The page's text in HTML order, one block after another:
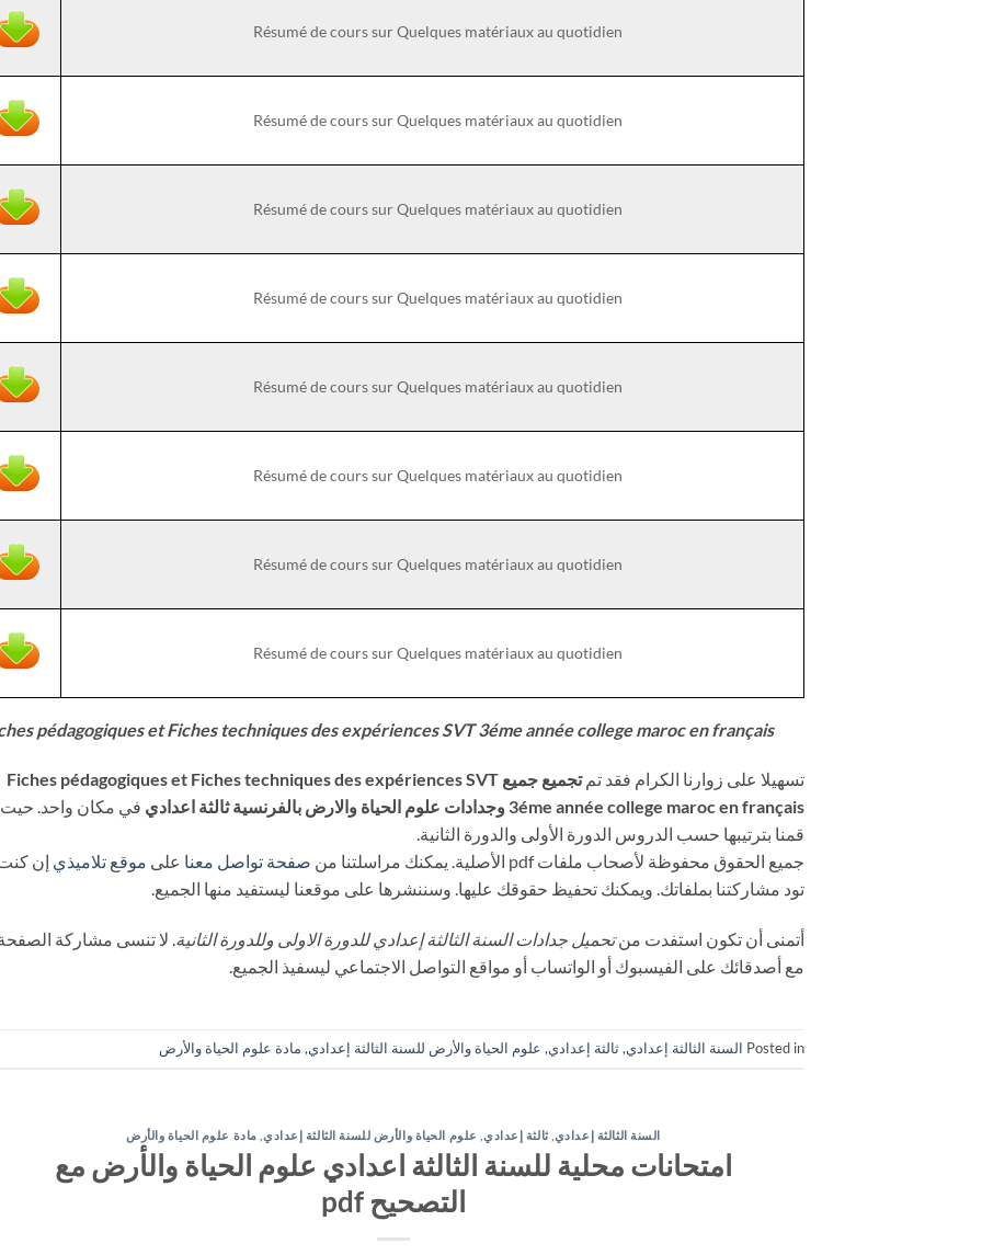
Résumé de cours sur Quelques matériaux au quotidien
Résumé de cours sur Quelques matériaux au quotidien
Résumé de cours sur Quelques matériaux au quotidien
Résumé de cours sur Quelques matériaux au quotidien
Résumé de cours sur Quelques matériaux au quotidien
Résumé de cours sur Quelques matériaux au quotidien
Résumé de cours sur Quelques matériaux au quotidien
Résumé de cours sur Quelques matériaux au quotidien
pédagogiques et Fiches techniques des expériences SVT 3éme année college maroc en français
تسهيلا على زوارنا الكرام فقد تم
تجميع جميع Fiches pédagogiques et Fiches techniques des expériences SVT
3éme année college maroc en français وجدادات علوم الحياة والارض بالفرنسية ثالثة اعدادي
في مكان واحد. حيت
قمنا بترتيبها حسب الدروس الدورة الأولى والدورة الثانية.
جميع الحقوق محفوظة لأصحاب ملفات pdf الأصلية. يمكنك مراسلتنا من
صفحة تواصل معنا على موقع تلاميذي إن
تود مشاركتنا بملفاتك. ويمكنك تحفيظ حقوقك عليها. وسننشرها على موقعنا ليستفيد منها الجميع.
أتمنى أن تكون استفدت منتحميل جدادات السنة الثالثة إعدادي للدورة الاولى وللدورة الثانية. لا تنسى مشاركة
مع أصدقائك على الفيسبوك أو الواتساب أو مواقع التواصل الاجتماعي ليسفيذ الجميع.
Posted in السنة الثالثة إعدادي,ثالثة إعدادي, علوم الحياة والأرض للسنة الثالثة إعدادي, مادة علوم الحياة والأرض
السنة الثالثة إعدادي ثالثة إعدادي علوم الحياة والأرض للسنة الثالثة إعدادي مادة علوم الحياة والأرض
امتحانات محلية للسنة الثالثة اعدادي علوم الحياة والأرض مع
التصحيح pdf